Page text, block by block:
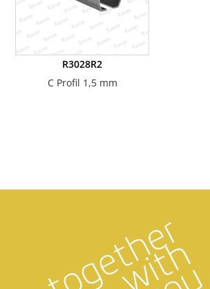
R3028R2
C Profil 1,5 mm